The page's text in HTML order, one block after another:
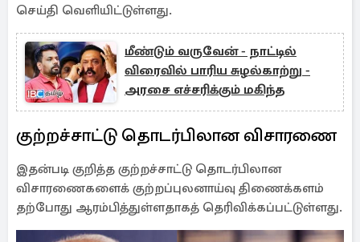
செய்தி வெளியிட்டுள்ளது.
மீண்டும் வருவேன் - நாட்டில்
விரைவில் பாரிய சுழல்காற்று -
அரசை எச்சரிக்கும் மகிந்த
குற்றச்சாட்டு தொடர்பிலான விசாரணை
இதன்படி குறித்த குற்றச்சாட்டு தொடர்பிலான
விசாரணைகளைக் குற்றப்புலனாய்வு திணைக்களம்
தற்போது ஆரம்பித்துள்ளதாகத் தெரிவிக்கப்பட்டுள்ளது.